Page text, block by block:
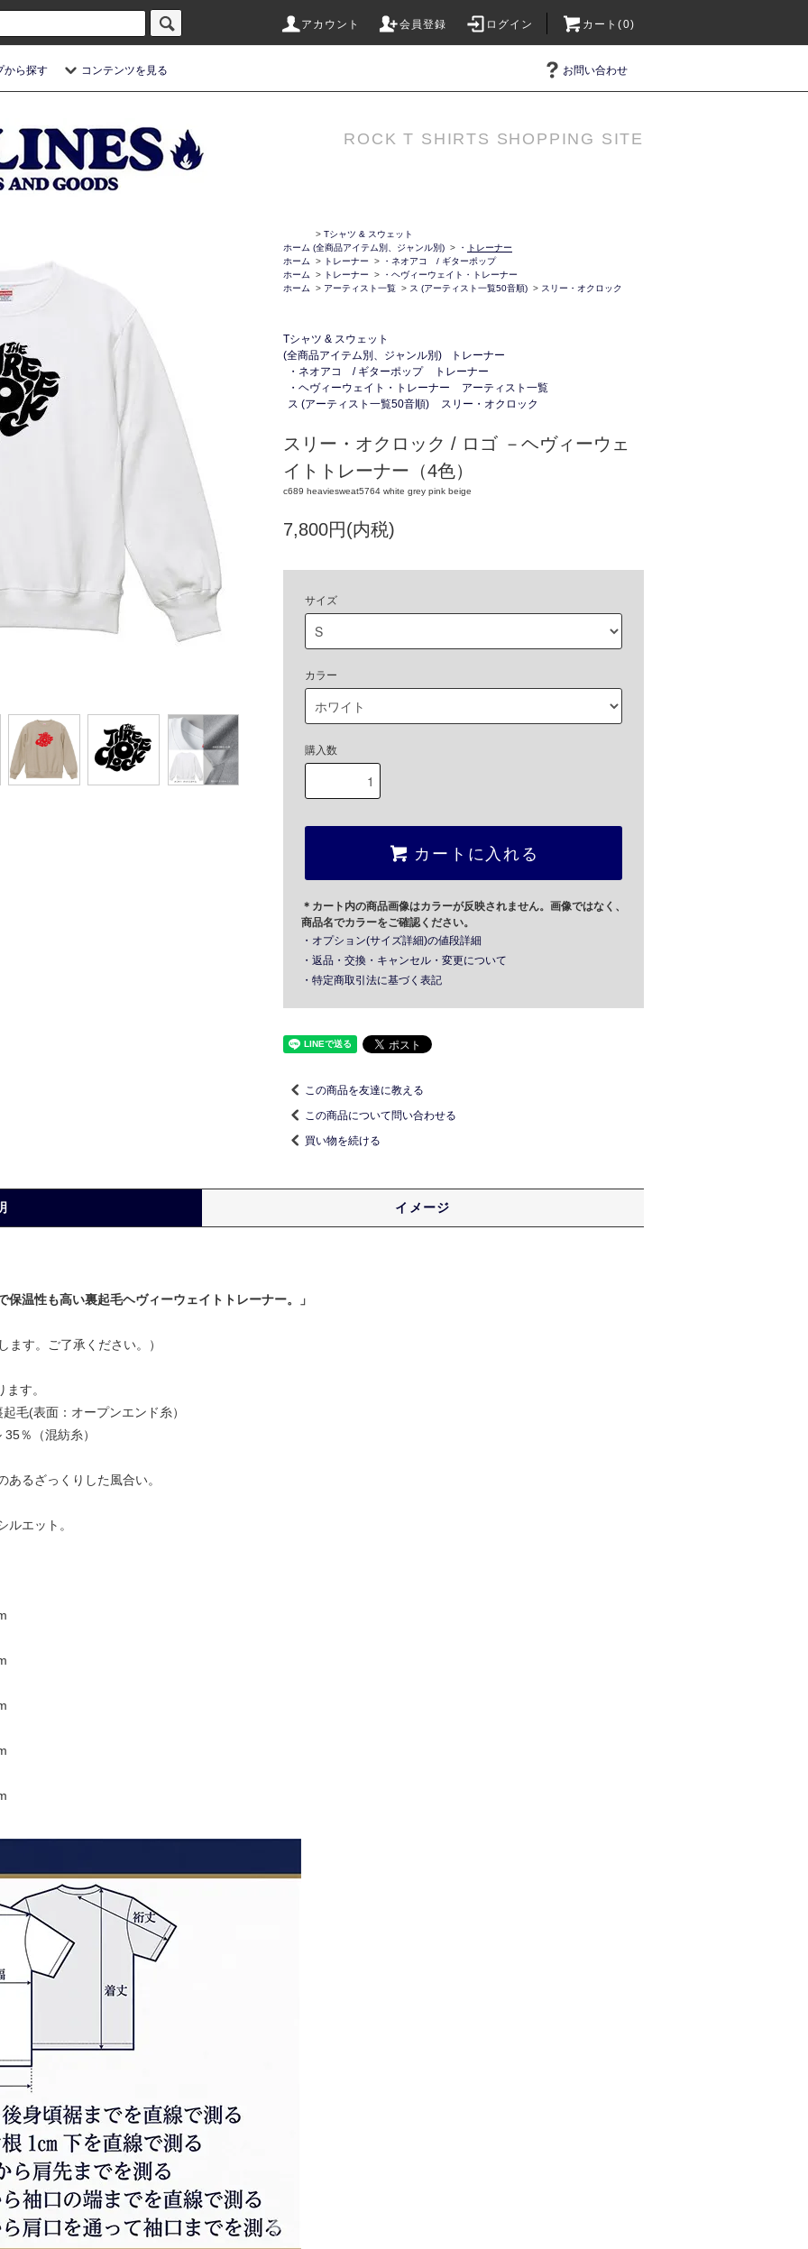
アカウント 会員登録 ログイン カート(0)
から探す コンテンツを見る お問い合わせ
ROCK T SHIRTS SHOPPING SITE
ホーム
> Tシャツ & スウェット
(全商品アイテム別、ジャンル別) > ・
トレーナー
ホーム
> トレーナー >
・ネオアコ / ギターポップ
ホーム
> トレーナー >
・ヘヴィーウェイト・トレーナー
ホーム
> アーティスト一覧 > ス (アーティスト一覧50音順) > スリー・オクロック
Tシャツ & スウェット
(全商品アイテム別、ジャンル別)
トレーナー
・ネオアコ / ギターポップ
トレーナー
・ヘヴィーウェイト・トレーナー
アーティスト一覧
ス (アーティスト一覧50音順)
スリー・オクロック
スリー・オクロック / ロゴ －ヘヴィーウェ
イトトレーナー（4色）
c689 heaviesweat5764 white grey pink beige
7,800円(内税)
サイズ
カラー
購入数
カートに入れる
＊カート内の商品画像はカラーが反映されません。画像ではなく、
商品名でカラーをご確認ください。
・オプション(サイズ詳細)の値段詳細
・返品・交換・キャンセル・変更について
・特定商取引法に基づく表記
この商品を友達に教える
この商品について問い合わせる
買い物を続ける
イメージ
温性も高い裏起毛ヘヴィーウェイトトレーナー。」
す。ご了承ください。）
す。
毛(表面：オープンエンド糸）
％（混紡糸）
るざっくりした風合い。
エット。